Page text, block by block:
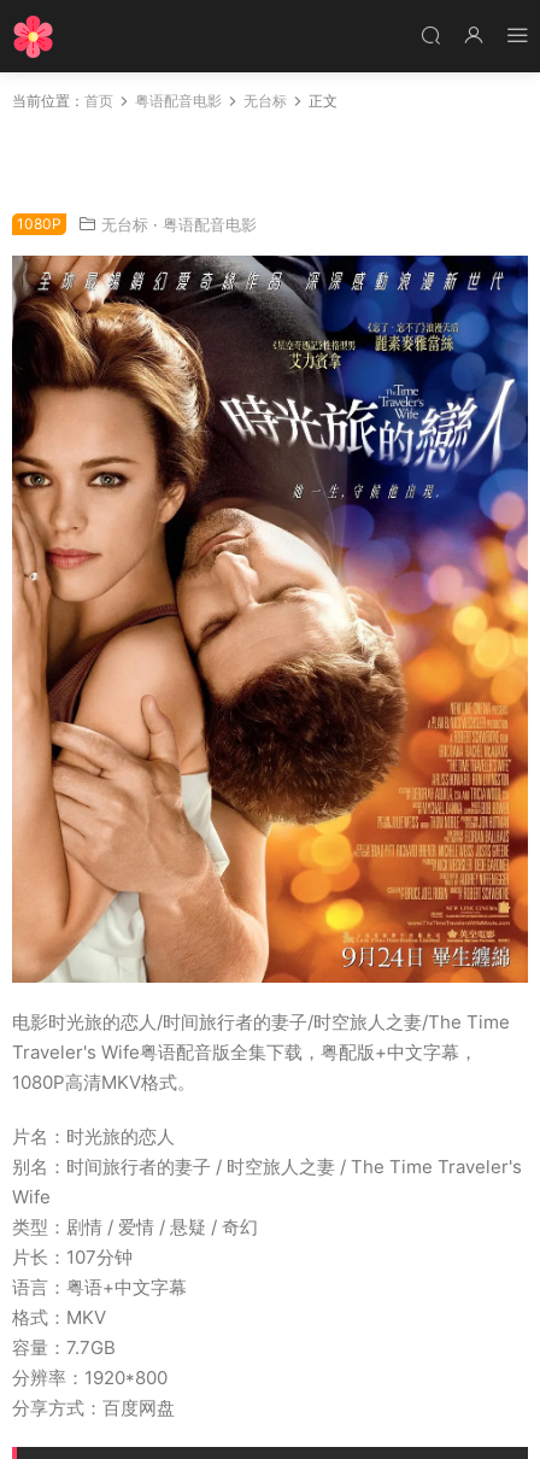
当前位置： 首页 粤语配音电影 无台标 正文
1080P 无台标 · 粤语配音电影
电影时光旅的恋人/时间旅行者的妻子/时空旅人之妻/The Time
Traveler's Wife粤语配音版全集下载，粤配版+中文字幕，
1080P高清MKV格式。
片名：时光旅的恋人
别名：时间旅行者的妻子 / 时空旅人之妻 / The Time Traveler's
Wife
类型：剧情 / 爱情 / 悬疑 / 奇幻
片长：107分钟
语言：粤语+中文字幕
格式：MKV
容量：7.7GB
分辨率：1920*800
分享方式：百度网盘